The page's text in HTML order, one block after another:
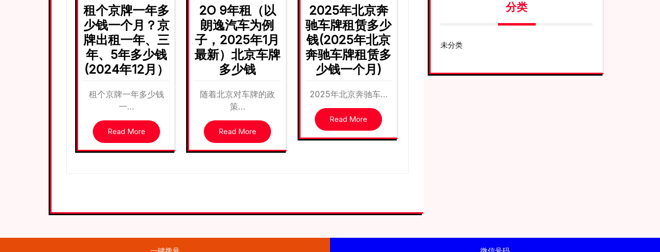
租个京牌一年多
少钱一个月？京
牌出租一年、三
年、5年多少钱
(2024年12月）
租个京牌一年多少钱
一…
Read More
2O 9年租（以
朗逸汽车为例
子，2025年1月
最新）北京车牌
多少钱
随着北京对车牌的政
策…
Read More
2025年北京奔
驰车牌租赁多少
钱(2025年北京
奔驰车牌租赁多
少钱一个月)
2025年北京奔驰车…
Read More
分类
未分类